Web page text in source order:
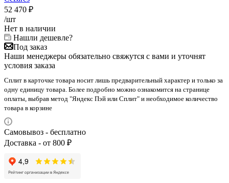
52 470 ₽
/шт
Нет в наличии
Нашли дешевле?
Под заказ
Наши менеджеры обязательно свяжутся с вами и уточнят
условия заказа
Сплит в карточке товара носит лишь предварительный характер и только за
одну единицу товара. Более подробно можно ознакомится на странице
оплаты, выбрав метод "Яндекс Пэй или Сплит" и необходимое количество
товара в корзине
Самовывоз - бесплатно
Доставка - от 800 ₽